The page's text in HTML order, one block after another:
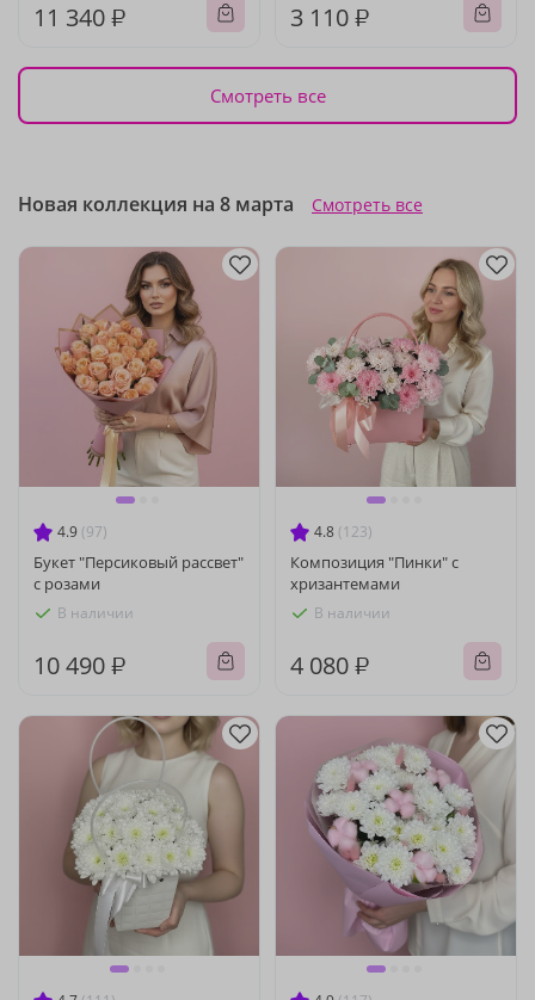
11 340 ₽ 3 110 ₽
Смотреть все
Новая коллекция на 8 марта Смотреть все
4.9 (97)
Букет "Персиковый рассвет"
с розами
В наличии
10 490 ₽
4.8 (123)
Композиция "Пинки" с
хризантемами
В наличии
4 080 ₽